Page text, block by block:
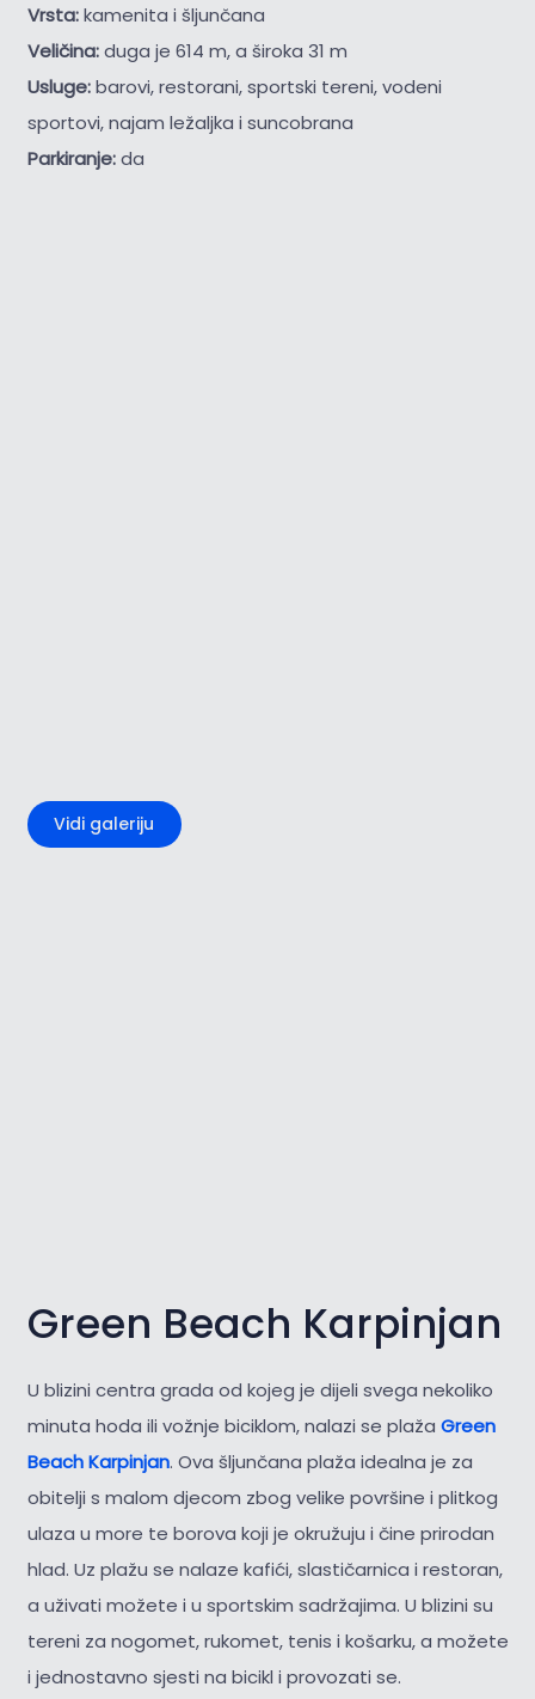
Vrsta:kamenita i šljunčana
Veličina:duga je 614 m, a široka 31 m
Usluge:barovi, restorani, sportski tereni, vodeni
sportovi, najam ležaljka i suncobrana
Parkiranje:da
Vidi galeriju
Green Beach Karpinjan
U blizini centra grada od kojeg je dijeli svega nekoliko
minuta hoda ili vožnje biciklom, nalazi se plaža Green
Beach Karpinjan. Ova šljunčana plaža idealna je za
obitelji s malom djecom zbog velike površine i plitkog
ulaza u more te borova koji je okružuju i čine prirodan
hlad. Uz plažu se nalaze kafići, slastičarnica i restoran,
a uživati možete i u sportskim sadržajima. U blizini su
tereni za nogomet, rukomet, tenis i košarku, a možete
i jednostavno sjesti na bicikl i provozati se.